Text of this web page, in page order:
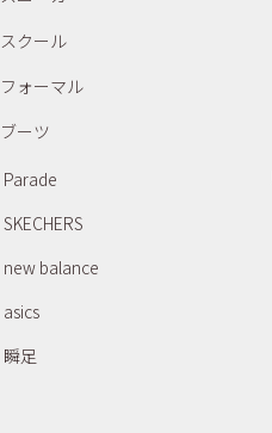
スクール
フォーマル
ブーツ
Parade
SKECHERS
new balance
asics
瞬足